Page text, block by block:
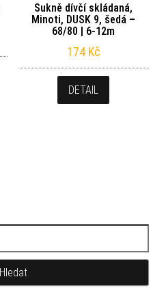
Sukně dívčí skládaná,
Minoti, DUSK 9, šedá –
68/80 | 6-12m
174 Kč
DETAIL